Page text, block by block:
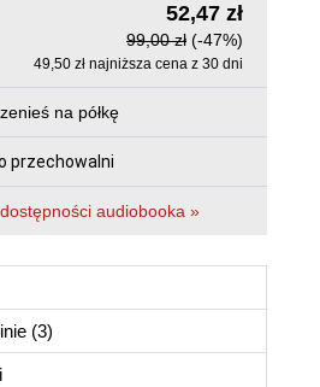
52,47 zł
99,00 zł (-47%)
49,50 zł najniższa cena z 30 dni
na półkę
przechowalni
audiobooka »
(3)